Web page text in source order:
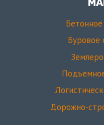
Буровое
Дорожно-